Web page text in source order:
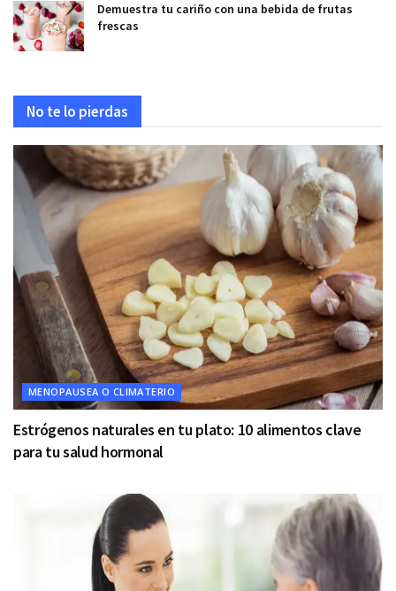
Demuestra tu cariño con una bebida de frutas
frescas
No te lo pierdas
MENOPAUSEA O CLIMATERIO
Estrógenos naturales en tu plato: 10 alimentos clave
para tu salud hormonal